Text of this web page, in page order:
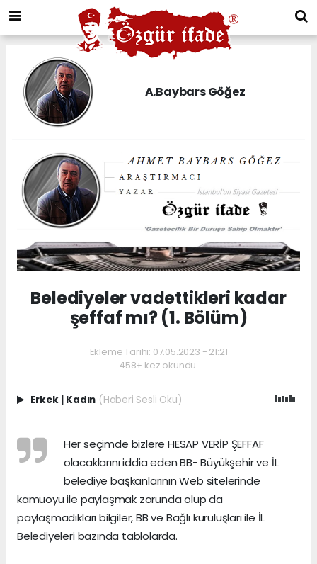
A.Baybars Göğez
Belediyeler vadettikleri kadar
şeffaf mı? (1. Bölüm)
Ekleme Tarihi: 07.05.2023 - 21:21
458+ kez okundu.
Erkek | Kadın (Haberi Sesli Oku)
Her seçimde bizlere HESAP VERİP ŞEFFAF
olacaklarını iddia eden BB- Büyükşehir ve İL
belediye başkanlarının Web sitelerinde
kamuoyu ile paylaşmak zorunda olup da
paylaşmadıkları bilgiler, BB ve Bağlı kuruluşları ile İL
Belediyeleri bazında tablolarda.